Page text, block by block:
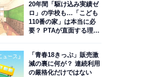
20年間「駆け込み実績ゼ
ロ」の学校も…「こども
110番の家」は本当に必
要？ PTAが直面する理想
「青春18きっぷ」販売激
減の裏に何が？ 連続利用
の厳格化だけではない